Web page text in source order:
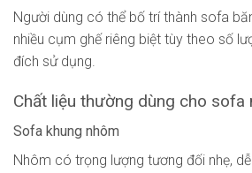
Người dùng có thể bố trí thành sofa
nhiều cụm ghế riêng biệt tùy theo số
đích sử dụng.
Chất liệu thường dùng cho sofa
Sofa khung nhôm
Nhôm có trọng lượng tương đối nhẹ,